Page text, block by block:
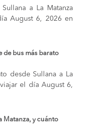
a La Matanza
August 6, 2026 en
de bus más barato
desde Sullana a La
el día August 6,
Matanza, y cuánto